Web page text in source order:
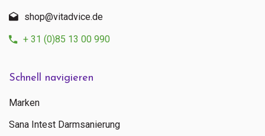
Schnell navigieren
Marken
Sana Intest Darmsanierung
shop@vitadvice.de
+ 31 (0)85 13 00 990